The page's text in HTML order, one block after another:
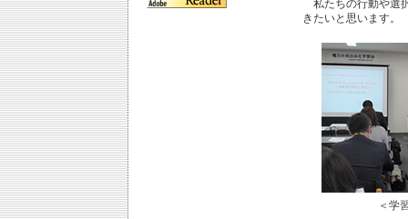
私たちの行動や選
きたいと思います。
＜学